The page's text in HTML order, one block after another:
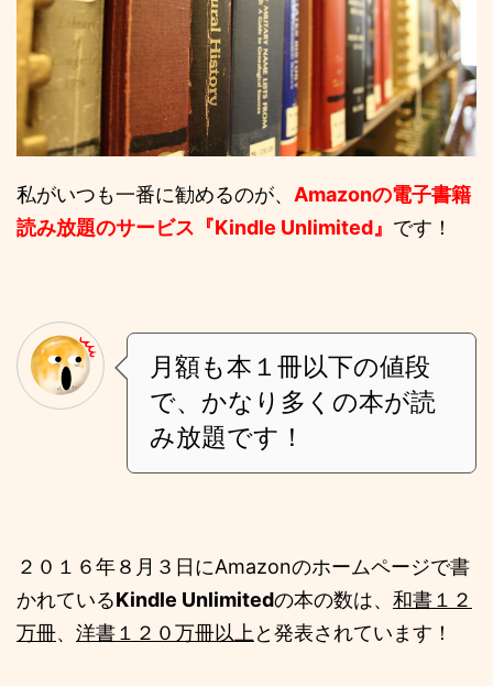
私がいつも一番に勧めるのが、 Amazonの電子書籍
読み放題のサービス『Kindle Unlimited』 です！
月額も本１冊以下の値段
で、かなり多くの本が読
み放題です！
２０１６年８月３日にAmazonのホームページで書
かれているKindle Unlimitedの本の数は、 和書１２
万冊、 洋書１２０万冊以上 と発表されています！